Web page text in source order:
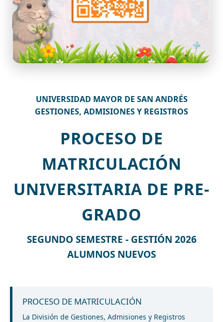
UNIVERSIDAD MAYOR DE SAN ANDRÉS
GESTIONES, ADMISIONES Y REGISTROS
PROCESO DE
MATRICULACIÓN
UNIVERSITARIA DE PRE-
GRADO
SEGUNDO SEMESTRE - GESTIÓN 2026
ALUMNOS NUEVOS
PROCESO DE MATRICULACIÓN
La División de Gestiones, Admisiones y Registros